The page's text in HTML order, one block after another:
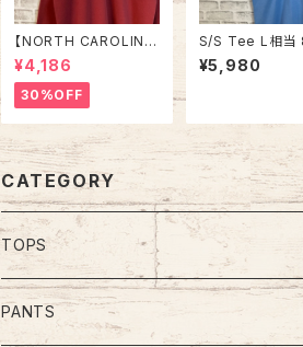
【NORTH CAROLINA
STATE UNIVRTSIT
Y】L/S Sweat L相当 9
0s “ NORTH CAROLI
NA STATE UNIVRTSI
TY” スウェット トレーナ
ー カレッジモノ カレッ
ジロゴ vintage ヴィン
テージ ビンテージ アメ
リカ USA 古着
¥4,186
30%OFF
S/S Tee L相
90s vintage
GO” スーベニア
カ USA レトロ
¥5,980
CATEGORY
TOPS
Tee
PANTS